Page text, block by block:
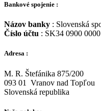
Bankové spojenie :
Názov banky : Slovenská
Číslo účtu : SK34 0900
Adresa :
M. R. Štefánika 875/200
093 01 Vranov nad Topľou
Slovenská republika